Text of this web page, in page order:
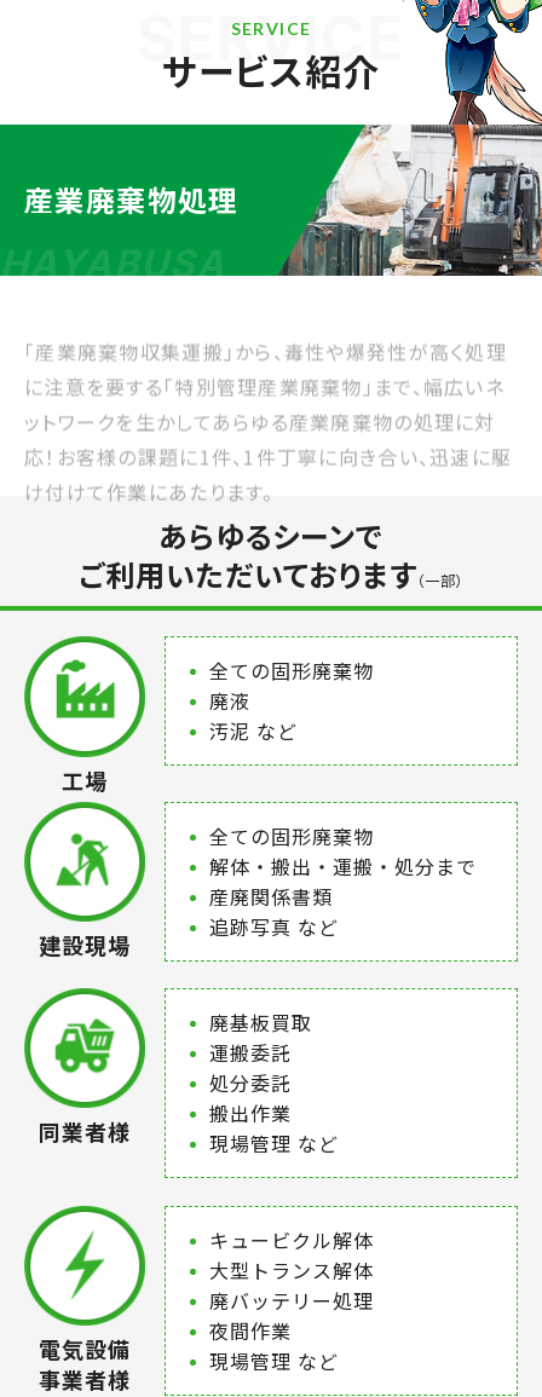
SERVICE
SERVICE
サービス紹介
産業廃棄物処理
HAYABUSA
に注意を要する「特別管理産業廃棄物」まで、幅広いネ
ットワークを生かしてあらゆる産業廃棄物の処理に対
応！お客様の課題に1件、1件丁寧に向き合い、迅速に駆
け付けて作業にあたります。
あらゆるシーンで
ご利用いただいております（一部）
工場
全ての固形廃棄物
廃液
汚泥 など
建設現場
全ての固形廃棄物
解体・搬出・運搬・処分まで
産廃関係書類
追跡写真 など
同業者様
廃基板買取
運搬委託
処分委託
搬出作業
現場管理 など
電気設備
事業者様
キュービクル解体
大型トランス解体
廃バッテリー処理
夜間作業
現場管理 など